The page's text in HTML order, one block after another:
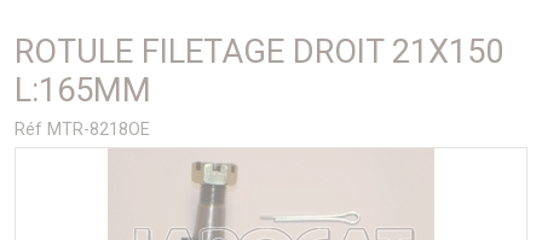
ROTULE FILETAGE DROIT 21X150
L:165MM
Réf MTR-8218OE